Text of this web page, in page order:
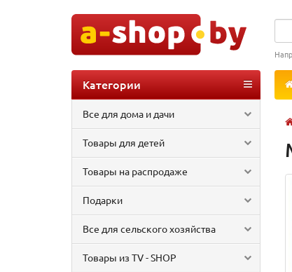
Категории
Все для дома и дачи
Товары для детей
Товары на распродаже
Подарки
Все для сельского хозяйства
Товары из TV - SHOP